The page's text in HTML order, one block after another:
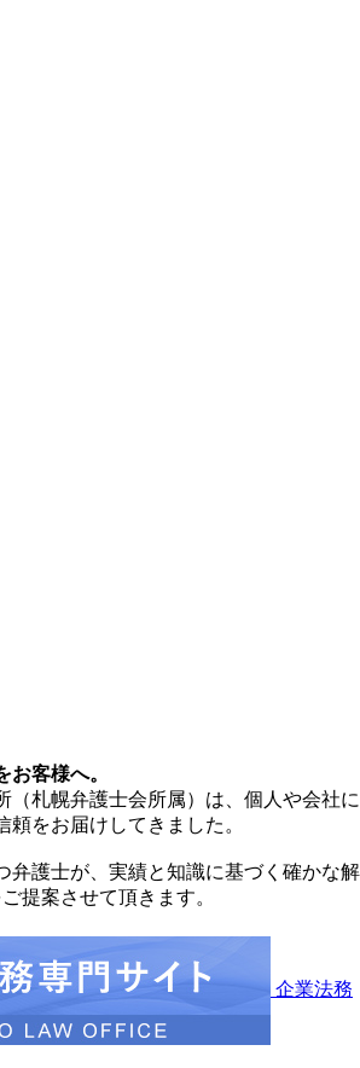
お客様へ。
（札幌弁護士会所属）は、個人や会社に
頼をお届けしてきました。
弁護士が、実績と知識に基づく確かな解
提案させて頂きます。
企業法務